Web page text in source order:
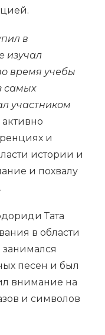
в
изучал
время учебы
самых
участником
и
истории и
и похвалу
Тата
в области
песен и был
внимание на
и символов